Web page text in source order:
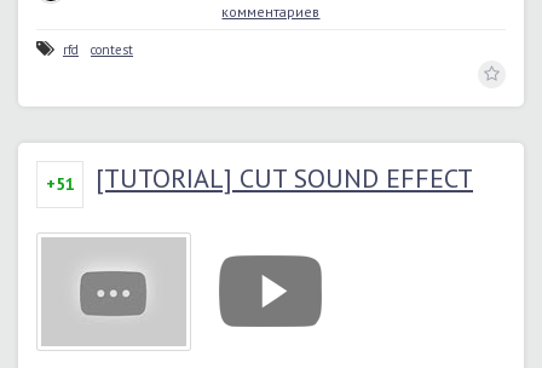
комментариев
rfd contest
+51 [TUTORIAL] CUT SOUND EFFECT